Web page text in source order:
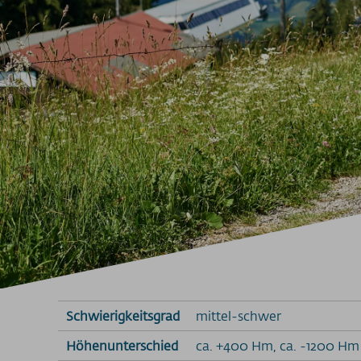
Schwierigkeitsgrad
mittel-schwer
Höhenunterschied
ca. +400 Hm, ca. -1200 Hm